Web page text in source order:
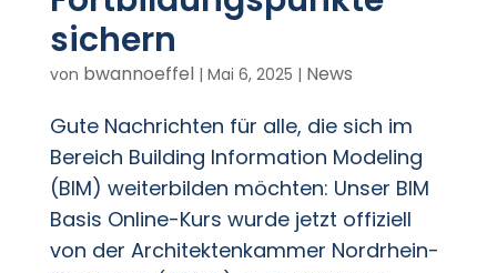
sichern
von bwannoeffel| Mai 6, 2025 | News
Gute Nachrichten für alle, die sich im
Bereich Building Information Modeling
(BIM) weiterbilden möchten: Unser BIM
Basis Online-Kurs wurde jetzt offiziell
von der Architektenkammer Nordrhein-